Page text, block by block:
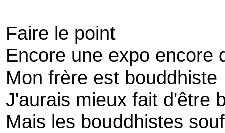
Faire le point
Encore une expo encore
Mon frère est bouddhiste
J'aurais mieux fait d'être
Mais les bouddhistes